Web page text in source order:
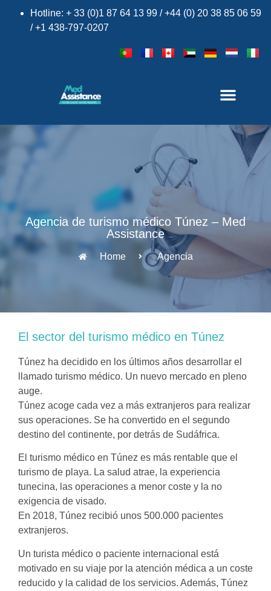
Hotline: + 33 (0)1 87 64 13 99 / +44 (0) 20 38 85 06 59
/ +1 438-797-0207
Agencia de turismo médico Túnez – Med
Assistance
Home Agencia
El sector del turismo médico en Túnez
Túnez ha decidido en los últimos años desarrollar el
llamado turismo médico. Un nuevo mercado en pleno
auge.
Túnez acoge cada vez a más extranjeros para realizar
sus operaciones. Se ha convertido en el segundo
destino del continente, por detrás de Sudáfrica.
El turismo médico en Túnez es más rentable que el
turismo de playa. La salud atrae, la experiencia
tunecina, las operaciones a menor coste y la no
exigencia de visado.
En 2018, Túnez recibió unos 500.000 pacientes
extranjeros.
Un turista médico o paciente internacional está
motivado en su viaje por la atención médica a un coste
reducido y la calidad de los servicios. Además, Túnez